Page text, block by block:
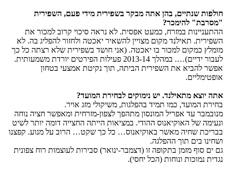
חולפות שנתיים, בהן אתה מבקר בשפירית מידי פעם, השפירית
"מסרבת" להימכר?
ההתעניינות במזרח, כמעט אפסית. לא נראה סיכוי קרוב למכור את
השפירית. תאילנד מקום מצויין להשאיר יאכטה ולחזור להפליג בה. לא
מומלץ כמקום למכור בו יאכטה. (אני חושד בשפירית שלא רצתה כל כך
לעבור ידיים)…. במהלך 2013-14 פעילות הפירטים יורדת משמעותית.
אפשר להביא את השפירית הביתה, תוך נקיטת אמצעי בטחון
אופטימליים.
אתה יוצא מתאילנד. יש נימוקים לבחירת המועד?
בחירת המועד, כמו תמיד בהפלגות, משיקולי מזג אויר.
מנובמבר עד אפריל המונסון מתהפך לצפון-מזרחית ומאפשר חציה נוחה
ונעימה של האוקיאנוס ההודי. במציאות הייתה החצייה דומה יותר לשיט
בבריכת שחיה מאשר באוקיאנוס… כל כך שקט… הרוב על מנוע. קפצנו
ושחינו בים תוך ההפלגה.
גם ים סוף מזמן בתקופה זו (דצמבר-ינואר) סבירות לעוצמות רוח צפונית
נגדית נמוכות ונוחות (הכל יחסי).